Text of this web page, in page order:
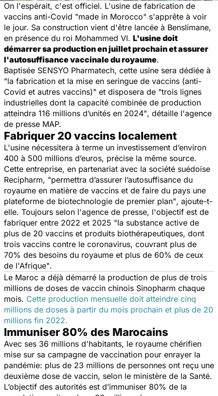
On l'espérait, c'est officiel. L'usine de fabrication de
vaccins anti-Covid "made in Morocco" s'apprête à voir
le jour. Sa construction vient d'être lancée à Benslimane,
en présence du roi Mohammed VI. L'usine doit
démarrer sa production en juillet prochain et assurer
l'autosuffisance vaccinale du royaume.
Baptisée SENSYO Pharmatech, cette usine sera dédiée à
"la fabrication et la mise en seringue de vaccins (anti-
Covid et autres vaccins)" et disposera de "trois lignes
industrielles dont la capacité combinée de production
atteindra 116 millions d’unités en 2024", détaille l'agence
de presse MAP.
Fabriquer 20 vaccins localement
L'usine nécessitera à terme un investissement d’environ
400 à 500 millions d’euros, précise la même source.
Cette entreprise, en partenariat avec la société suédoise
Recipharm, "permettra d’assurer l’autosuffisance du
royaume en matière de vaccins et de faire du pays une
plateforme de biotechnologie de premier plan", ajoute-t-
elle. Toujours selon l'agence de presse, l'objectif est de
fabriquer entre 2022 et 2025 "la substance active de
plus de 20 vaccins et produits biothérapeutiques, dont
trois vaccins contre le coronavirus, couvrant plus de
70% des besoins du royaume et plus de 60% de ceux
de l'Afrique".
Le Maroc a déjà démarré la production de plus de trois
millions de doses de vaccin chinois Sinopharm chaque
mois. Cette production mensuelle doit atteindre cinq
millions de doses à partir du mois prochain et plus de 20
millions fin 2022.
Immuniser 80% des Marocains
Avec ses 36 millions d'habitants, le royaume chérifien
mise sur sa campagne de vaccination pour enrayer la
pandémie: plus de 23 millions de personnes ont reçu une
deuxième dose de vaccin, selon le ministère de la Santé.
L’objectif des autorités est d’immuniser 80% de la